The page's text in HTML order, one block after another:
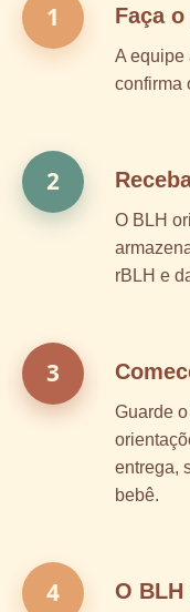
1 Faça
A equipe
confirma
2
O BLH
rBLH e
3
Guarde
entrega,
bebê.
4 O